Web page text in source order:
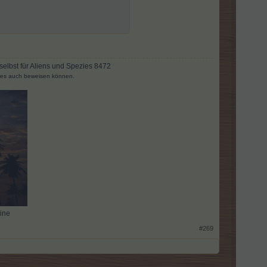
für Aliens und Spezies 8472
auch beweisen können.
#269